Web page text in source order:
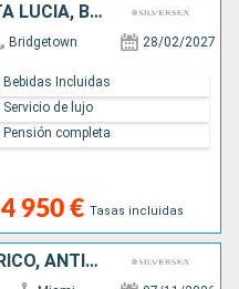
ANTIGUA Y BARBUDA, SANTA LUCIA, BARBADOS, ANGUILLA, SAN VINCENT Y LAS GRANADINAS, DOMINICA, FRANCIA
Bridgetown 28/02/2027
4 950 € Tasas incluidas
Bebidas Incluidas
Servicio de lujo
Pensión completa
ESTADOS UNIDOS, PORTO RICO, ANTIGUA Y BARBUDA, FRANCIA, REINO UNIDO, JOST VAN DYKE